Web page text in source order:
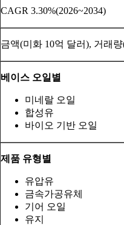
CAGR 3.30%(2026~2034)
금액(미화 10억 달러), 거래
베이스 오일별
미네랄 오일
합성유
바이오 기반 오일
제품 유형별
유압유
금속가공유체
기어 오일
유지